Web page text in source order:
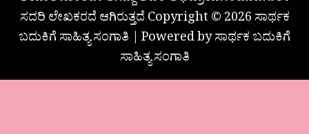
ಸದರಿ ಲೇಖಕರದೆ ಆಗಿರುತ್ತದೆ Copyright © 2026 ಸಾರ್ಥಕ
ಬದುಕಿಗೆ ಸಾಹಿತ್ಯ ಸಂಗಾತಿ | Powered by ಸಾರ್ಥಕ ಬದುಕಿಗೆ
ಸಾಹಿತ್ಯ ಸಂಗಾತಿ